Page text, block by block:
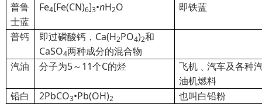
普鲁
士蓝
Fe4[Fe(CN)6]3•nH2O 即铁蓝
普钙 即过磷酸钙，Ca(H2PO4)2和
CaSO4两种成分的混合物
汽油
分子为5～11个C的烃
飞机﹑汽车及各种
油机燃料
铅白
2PbCO3•Pb(OH)2
也叫白铅粉